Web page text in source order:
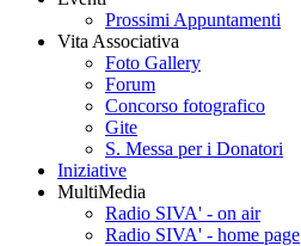
Prossimi Appuntamenti
Vita Associativa
Foto Gallery
Forum
Concorso fotografico
Gite
S. Messa per i Donatori
Iniziative
MultiMedia
Radio SIVA' - on air
Radio SIVA' - home page